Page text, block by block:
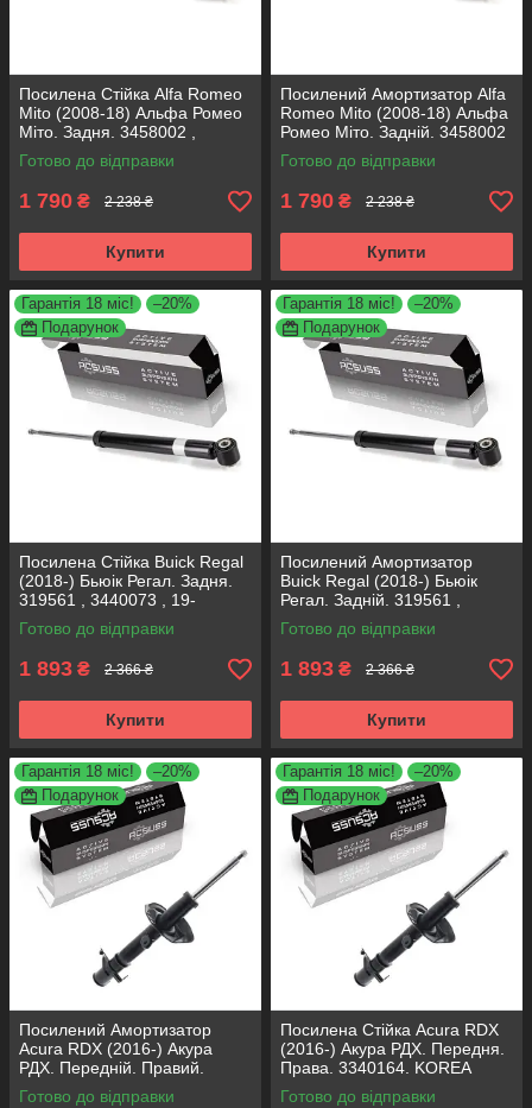
Посилена Стійка Alfa Romeo
Mito (2008-18) Альфа Ромео
Міто. Задня. 3458002 ,
317722. KOREA Аксусс!
Готово до відправки
1 790 ₴ 2 238 ₴
Купити
Посилений Амортизатор Alfa
Romeo Mito (2008-18) Альфа
Ромео Міто. Задній. 3458002
, 317722. KOREA Аксусс!
Готово до відправки
1 790 ₴ 2 238 ₴
Купити
Гарантія 18 міс!
–20%
Подарунок
Посилена Стійка Buick Regal
(2018-) Бьюік Регал. Задня.
319561 , 3440073 , 19-
280615. KOREA Аксусс!
Готово до відправки
1 893 ₴ 2 366 ₴
Купити
Гарантія 18 міс!
–20%
Подарунок
Посилений Амортизатор
Buick Regal (2018-) Бьюік
Регал. Задній. 319561 ,
3440073 , 19-280615. KOREA
Аксусс!
Готово до відправки
1 893 ₴ 2 366 ₴
Купити
Гарантія 18 міс!
–20%
Подарунок
Посилений Амортизатор
Acura RDX (2016-) Акура
РДХ. Передній. Правий.
3340164. KOREA Аксусс!
Готово до відправки
Гарантія 18 міс!
–20%
Подарунок
Посилена Стійка Acura RDX
(2016-) Акура РДХ. Передня.
Права. 3340164. KOREA
Аксусс!
Готово до відправки